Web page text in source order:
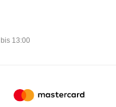
13:00